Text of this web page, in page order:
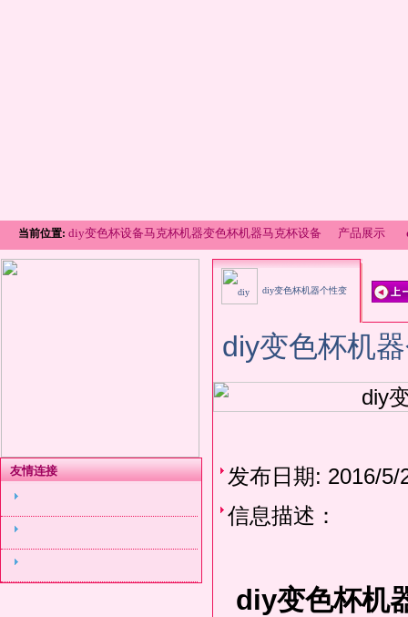
当前位置: diy变色杯设备马克杯机器变色杯机器马克杯设备 产品展示
友情连接
diy变色杯机器个性变
色杯机器变色杯设备
diy变色杯机
发布日期: 2016/5/
信息描述：
diy变色杯机